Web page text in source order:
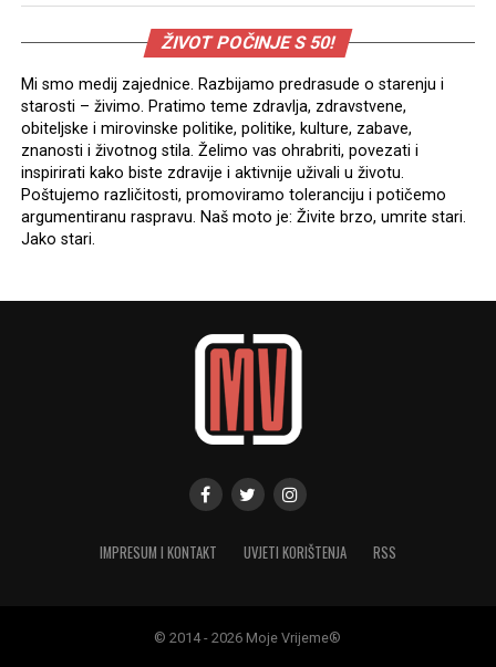
ŽIVOT POČINJE S 50!
Mi smo medij zajednice. Razbijamo predrasude o starenju i
starosti – živimo. Pratimo teme zdravlja, zdravstvene,
obiteljske i mirovinske politike, politike, kulture, zabave,
znanosti i životnog stila. Želimo vas ohrabriti, povezati i
inspirirati kako biste zdravije i aktivnije uživali u životu.
Poštujemo različitosti, promoviramo toleranciju i potičemo
argumentiranu raspravu. Naš moto je: Živite brzo, umrite stari.
Jako stari.
IMPRESUM I KONTAKT UVJETI KORIŠTENJA RSS
© 2014 - 2026 Moje Vrijeme®